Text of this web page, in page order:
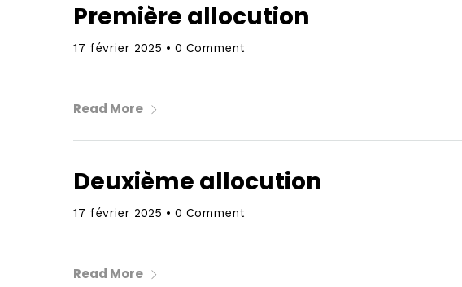
Première allocution
17 février 2025 • 0 Comment
Read More
Deuxième allocution
17 février 2025 • 0 Comment
Read More